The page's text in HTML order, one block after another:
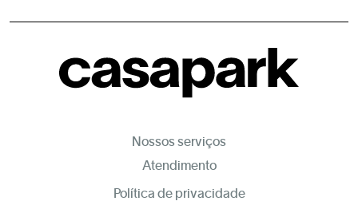
Nossos serviços
Atendimento
Política de privacidade